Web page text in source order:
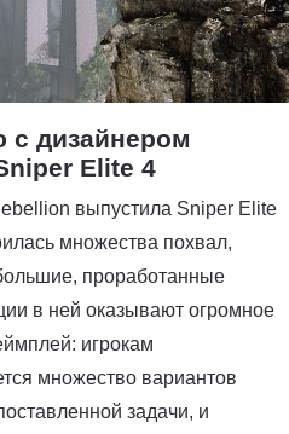
с дизайнером
Elite 4
выпустила Sniper Elite
множества похвал,
проработанные
в ней оказывают огромное
игрокам
множество вариантов
задачи, и